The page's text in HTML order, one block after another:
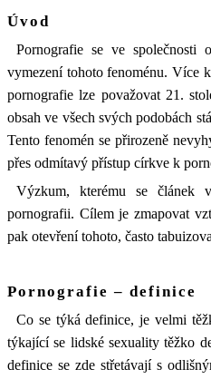
Úvod
Pornografie se ve společnosti
vymezení tohoto fenoménu. Více
pornografie lze považovat 21.
obsah ve všech svých podobách
Tento fenomén se přirozeně
přes odmítavý přístup církve k
Výzkum, kterému se článek
pornografii. Cílem je zmapovat
pak otevření tohoto, často
Pornografie – definice
Co se týká definice, je velmi
týkající se lidské sexuality těžko
definice se zde střetávají s